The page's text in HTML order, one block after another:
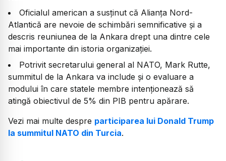
Oficialul american a susținut că Alianța Nord-
Atlantică are nevoie de schimbări semnificative și a
descris reuniunea de la Ankara drept una dintre cele
mai importante din istoria organizației.
Potrivit secretarului general al NATO, Mark Rutte,
summitul de la Ankara va include și o evaluare a
modului în care statele membre intenționează să
atingă obiectivul de 5% din PIB pentru apărare.
Vezi mai multe despre participarea lui Donald Trump
la summitul NATO din Turcia.